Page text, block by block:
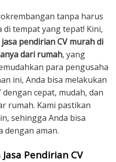
tanpa harus
di tempat yang tepat! Kini,
jasa pendirian CV murah di
dari rumah, yang
para pengusaha
ini, Anda bisa melakukan
cepat, mudah, dan
rumah. Kami pastikan
sehingga Anda bisa
dengan aman.
Pendirian CV